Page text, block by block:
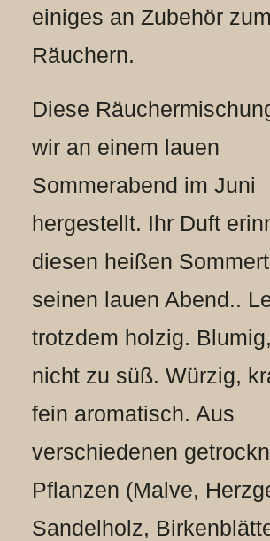
einiges an Zubehör zum
Räuchern.
Diese
wir an einem lauen
Sommerabend im Juni
hergestellt. Ihr Duft
diesen heißen
seinen lauen Abend..
trotzdem holzig.
nicht zu süß. Würzig,
fein aromatisch. Aus
verschiedenen
Pflanzen (Malve,
Sandelholz,